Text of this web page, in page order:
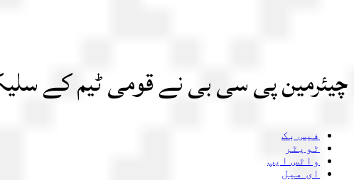
چیئرمین پی سی بی نے قومی ٹیم کے
فیس بک
ٹویٹر
واٹس ایپ
ای میل